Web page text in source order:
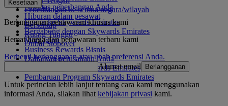
Penerbangan ke semua negara/wilayah
Fasilitas penerbangan Anda
Hiburan dalam pesawat
Bersantap
Ruang Tunggu
Dubai Stopover
Kesetiaan
Log in ke Skywards Emirates
Bergabung dengan Skywards Emirates
Mitra kami
Business Rewards Bisnis
Daftarkan perusahaan Anda
Aturan Program Skywards Emirates
Pembaruan Program Skywards Emirates
Berlangganan penawaran khusus kami
Hemat harga dan penawaran terbaru kami
Berhenti berlangganan atau ubah preferensi Anda.
Alamat email
Berlangganan
Untuk perincian lebih lanjut tentang cara kami menggunakan
informasi Anda, silakan lihat kebijakan privasi kami.